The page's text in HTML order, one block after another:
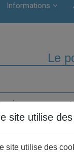
Informations
Le
crises nous
sont
sur les épaules
les Etats
site utilise
site utilise des